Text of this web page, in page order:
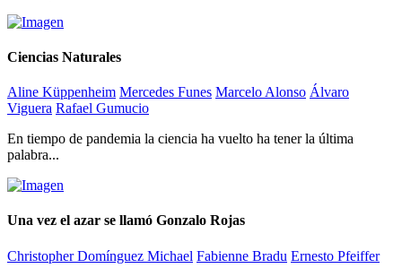
Ciencias Naturales
Aline Küppenheim Mercedes Funes Marcelo Alonso Álvaro
Viguera Rafael Gumucio
En tiempo de pandemia la ciencia ha vuelto ha tener la última
palabra...
Una vez el azar se llamó Gonzalo Rojas
Christopher Domínguez Michael Fabienne Bradu Ernesto Pfeiffer